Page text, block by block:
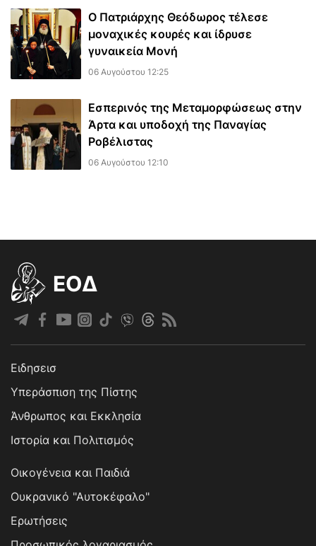
Ο Πατριάρχης Θεόδωρος τέλεσε
μοναχικές κουρές και ίδρυσε
γυναικεία Μονή
06 Αυγούστου 12:25
Εσπερινός της Μεταμορφώσεως στην
Άρτα και υποδοχή της Παναγίας
Ροβέλιστας
06 Αυγούστου 12:10
EOΔ
Ειδησεισ
Υπεράσπιση της Πίστης
Άνθρωπος και Εκκλησία
Ιστορία και Πολιτισμός
Οικογένεια και Παιδιά
Ουκρανικό "Αυτοκέφαλο"
Ερωτήσεις